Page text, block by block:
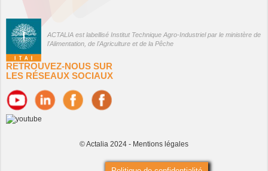
ACTALIA est labellisé Institut Technique Agro-Industriel par le ministère de
l'Alimentation, de l'Agriculture et de la Pêche
RETROUVEZ-NOUS SUR
LES RÉSEAUX SOCIAUX
© Actalia 2024 - Mentions légales